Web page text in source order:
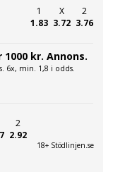
1
1.83
X
3.72
2
3.76
kr. Annons.
6x, min. 1,8 i odds.
2
2.92
18+ Stödlinjen.se